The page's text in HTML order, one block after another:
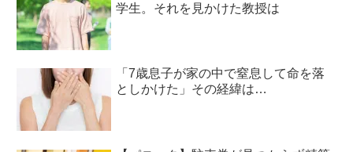
学生。それを見かけた教授は
「7歳息子が家の中で窒息して命を落
としかけた」その経緯は…